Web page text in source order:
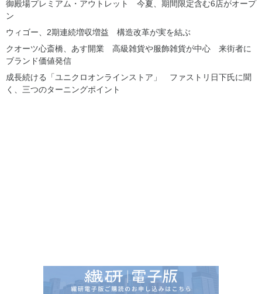
御殿場プレミアム・アウトレット 今夏、期間限定含む6店がオープ
ン
ウィゴー、2期連続増収増益 構造改革が実を結ぶ
クオーツ心斎橋、あす開業 高級雑貨や服飾雑貨が中心 来街者に
ブランド価値発信
成長続ける「ユニクロオンラインストア」 ファストリ日下氏に聞
く、三つのターニングポイント